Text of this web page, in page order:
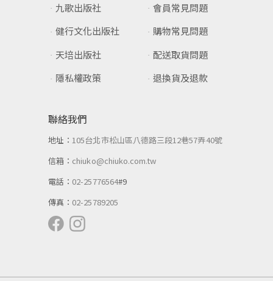
九歌出版社
健行文化出版社
天培出版社
隱私權政策
會員常見問題
購物常見問題
配送取貨問題
退換貨及退款
聯絡我們
地址：105台北市松山區八德路三段12巷57弄40號
信箱： chiuko@chiuko.com.tw
電話： 02-25776564#9
傳真： 02-25789205